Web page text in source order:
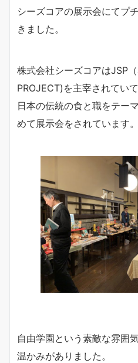
シーズコアの展示会にてプ
きました。
株式会社シーズコアはJSP
PROJECT)を主宰されていて
日本の伝統の食と職をテー
めて展示会をされています。
自由学園という素敵な雰囲
温かみがありました。